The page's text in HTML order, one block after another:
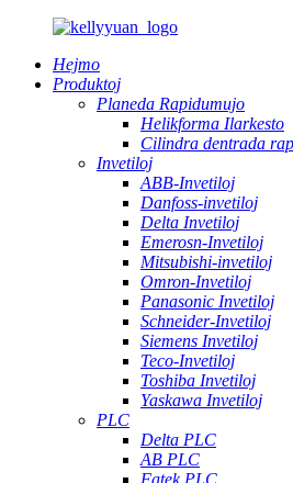
Hejmo
Produktoj
Planeda Rapidumujo
Helikforma Ilarkesto
Cilindra dentrada
Invetiloj
ABB-Invetiloj
Danfoss-invetiloj
Delta Invetiloj
Emerosn-Invetiloj
Mitsubishi-invetiloj
Omron-Invetiloj
Panasonic Invetiloj
Schneider-Invetiloj
Siemens Invetiloj
Teco-Invetiloj
Toshiba Invetiloj
Yaskawa Invetiloj
PLC
Delta PLC
AB PLC
Fatek PLC